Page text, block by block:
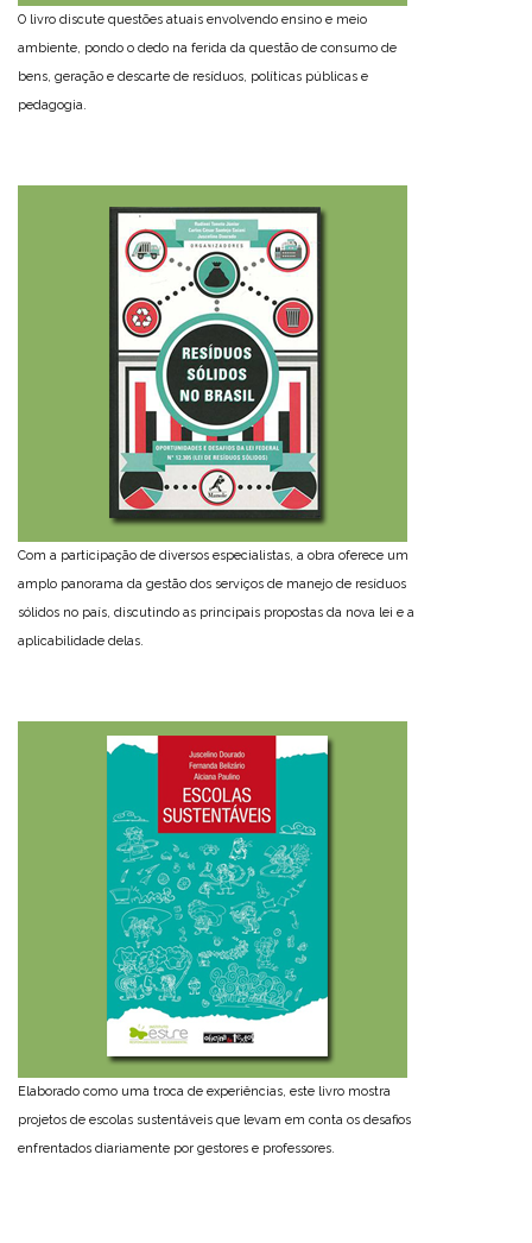
O livro discute questões atuais envolvendo ensino e meio
ambiente, pondo o dedo na ferida da questão de consumo de
bens, geração e descarte de resíduos, políticas públicas e
pedagogia.
Com a participação de diversos especialistas, a obra oferece um
amplo panorama da gestão dos serviços de manejo de resíduos
sólidos no país, discutindo as principais propostas da nova lei e a
aplicabilidade delas.
Elaborado como uma troca de experiências, este livro mostra
projetos de escolas sustentáveis que levam em conta os desafios
enfrentados diariamente por gestores e professores.